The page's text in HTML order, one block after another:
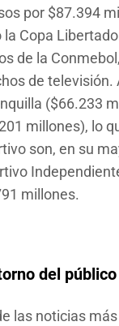
por $87.394
la Copa
de la
de televisión.
($66.233
millones), lo
son, en su
millones.
del
las noticias